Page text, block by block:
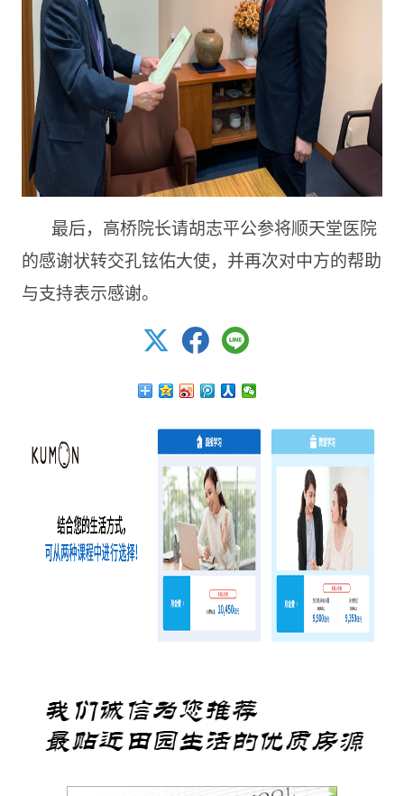
最后，高桥院长请胡志平公参将顺天堂医院
的感谢状转交孔铉佑大使，并再次对中方的帮助
与支持表示感谢。